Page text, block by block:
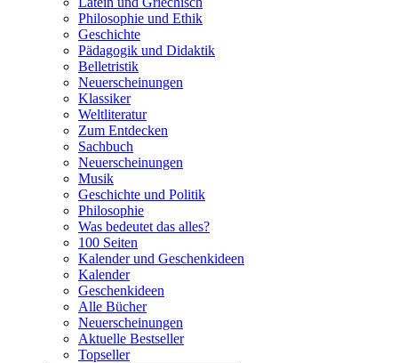
Philosophie und Ethik
Geschichte
Pädagogik und Didaktik
Belletristik
Neuerscheinungen
Klassiker
Weltliteratur
Zum Entdecken
Sachbuch
Neuerscheinungen
Musik
Geschichte und Politik
Philosophie
Was bedeutet das alles?
100 Seiten
Kalender und Geschenkideen
Kalender
Geschenkideen
Alle Bücher
Neuerscheinungen
Aktuelle Bestseller
Topseller